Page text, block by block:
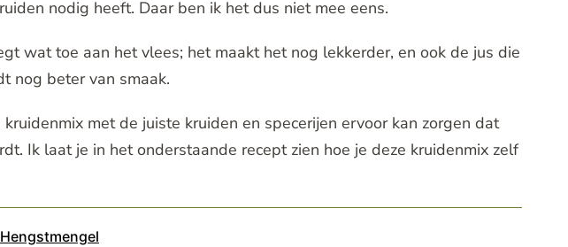
nodig heeft. Daar ben ik het dus niet mee eens.
wat toe aan het vlees; het maakt het nog lekkerder, en ook de jus die
nog beter van smaak.
met de juiste kruiden en specerijen ervoor kan zorgen dat
Ik laat je in het onderstaande recept zien hoe je deze kruidenmix zelf